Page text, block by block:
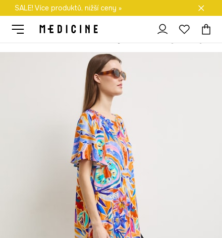
Doprava zdarma při nákupu nad 1 200 Kč
SALE! Více produktů, nižší ceny »